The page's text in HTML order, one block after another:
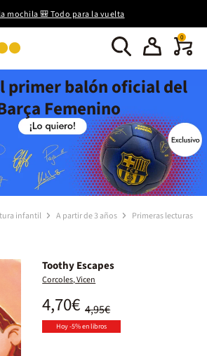
mochila 🎒 Todo para la vuelta
0
primer balón oficial del
Femenino
infantil A partir de 3 años Primeras lecturas
Toothy Escapes
Corcoles, Vicen
4,95€
4,70€
Hoy -5% en libros